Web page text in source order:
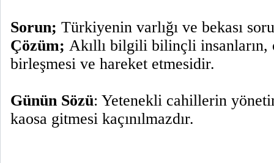
Sorun; Türkiyenin varlığı ve bekası
Çözüm; Akıllı bilgili bilinçli insanların,
birleşmesi ve hareket etmesidir.
Günün Sözü: Yetenekli cahillerin
kaosa gitmesi kaçınılmazdır.